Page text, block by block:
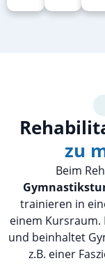
zu
Beim
trainieren in
einem
und beinhaltet
z.B. einer